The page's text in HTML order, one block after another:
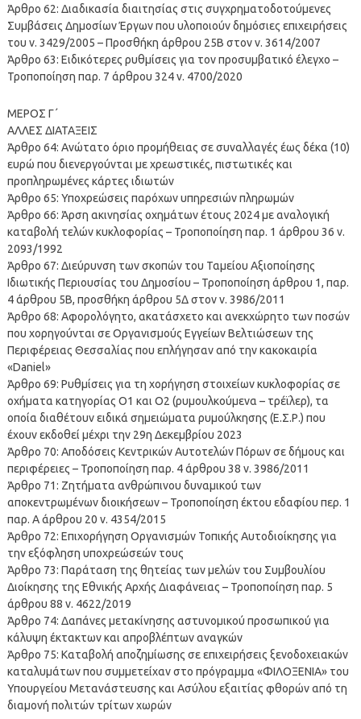
Άρθρο 62: Διαδικασία διαιτησίας στις συγχρηματοδοτούμενες
Συμβάσεις Δημοσίων Έργων που υλοποιούν δημόσιες επιχειρήσεις
του ν. 3429/2005 – Προσθήκη άρθρου 25Β στον ν. 3614/2007
Άρθρο 63: Ειδικότερες ρυθμίσεις για τον προσυμβατικό έλεγχο –
Τροποποίηση παρ. 7 άρθρου 324 ν. 4700/2020
ΜΕΡΟΣ Γ΄
ΑΛΛΕΣ ΔΙΑΤΑΞΕΙΣ
Άρθρο 64: Ανώτατο όριο προμήθειας σε συναλλαγές έως δέκα (10)
ευρώ που διενεργούνται με χρεωστικές, πιστωτικές και
προπληρωμένες κάρτες ιδιωτών
Άρθρο 65: Υποχρεώσεις παρόχων υπηρεσιών πληρωμών
Άρθρο 66: Άρση ακινησίας οχημάτων έτους 2024 με αναλογική
καταβολή τελών κυκλοφορίας – Τροποποίηση παρ. 1 άρθρου 36 ν.
2093/1992
Άρθρο 67: Διεύρυνση των σκοπών του Ταμείου Αξιοποίησης
Ιδιωτικής Περιουσίας του Δημοσίου – Τροποποίηση άρθρου 1, παρ.
4 άρθρου 5Β, προσθήκη άρθρου 5Δ στον ν. 3986/2011
Άρθρο 68: Αφορολόγητο, ακατάσχετο και ανεκχώρητο των ποσών
που χορηγούνται σε Οργανισμούς Εγγείων Βελτιώσεων της
Περιφέρειας Θεσσαλίας που επλήγησαν από την κακοκαιρία
«Daniel»
Άρθρο 69: Ρυθμίσεις για τη χορήγηση στοιχείων κυκλοφορίας σε
οχήματα κατηγορίας Ο1 και Ο2 (ρυμουλκούμενα – τρέϊλερ), τα
οποία διαθέτουν ειδικά σημειώματα ρυμούλκησης (Ε.Σ.Ρ.) που
έχουν εκδοθεί μέχρι την 29η Δεκεμβρίου 2023
Άρθρο 70: Αποδόσεις Κεντρικών Αυτοτελών Πόρων σε δήμους και
περιφέρειες – Τροποποίηση παρ. 4 άρθρου 38 ν. 3986/2011
Άρθρο 71: Ζητήματα ανθρώπινου δυναμικού των
αποκεντρωμένων διοικήσεων – Τροποποίηση έκτου εδαφίου περ. 1
παρ. Α άρθρου 20 ν. 4354/2015
Άρθρο 72: Επιχορήγηση Οργανισμών Τοπικής Αυτοδιοίκησης για
την εξόφληση υποχρεώσεών τους
Άρθρο 73: Παράταση της θητείας των μελών του Συμβουλίου
Διοίκησης της Εθνικής Αρχής Διαφάνειας – Τροποποίηση παρ. 5
άρθρου 88 ν. 4622/2019
Άρθρο 74: Δαπάνες μετακίνησης αστυνομικού προσωπικού για
κάλυψη έκτακτων και απροβλέπτων αναγκών
Άρθρο 75: Καταβολή αποζημίωσης σε επιχειρήσεις ξενοδοχειακών
καταλυμάτων που συμμετείχαν στο πρόγραμμα «ΦΙΛΟΞΕΝΙΑ» του
Υπουργείου Μετανάστευσης και Ασύλου εξαιτίας φθορών από τη
διαμονή πολιτών τρίτων χωρών